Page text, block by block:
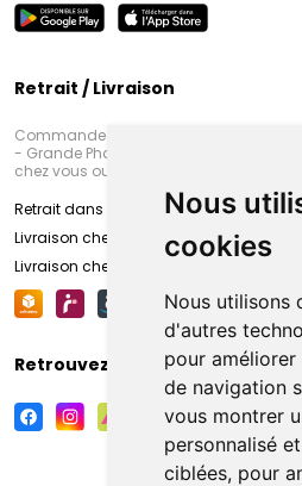
Nous
cookies
Nous utilisons
d'autres
pour
de navigation
vous montrer
personnalisé
ciblées, pour
Retrait / Livraison
Commandez en ligne et venez
- Grande Pharmacie d’Amiens
chez vous ou en point retrait
Retrait dans la pharmacie d’Amiens
Livraison chez vous
Livraison chez votre commerçant
Retrouvez-nous sur vos